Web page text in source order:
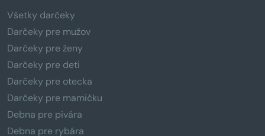
Všetky darčeky
Darčeky pre mužov
Darčeky pre ženy
Darčeky pre deti
Darčeky pre otecka
Darčeky pre mamičku
Debna pre pivára
Debna pre rybára